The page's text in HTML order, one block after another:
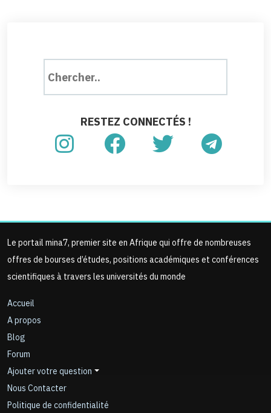
RESTEZ CONNECTÉS !
Le portail mina7, premier site en Afrique qui offre de nombreuses
offres de bourses d’études, positions académiques et conférences
scientifiques à travers les universités du monde
Accueil
A propos
Blog
Forum
Ajouter votre question
Nous Contacter
Politique de confidentialité